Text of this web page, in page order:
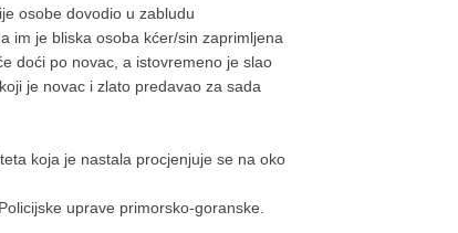
osobe dovodio u zabludu
im je bliska osoba kćer/sin zaprimljena
doći po novac, a istovremeno je slao
je novac i zlato predavao za sada
koja je nastala procjenjuje se na oko
uprave primorsko-goranske.